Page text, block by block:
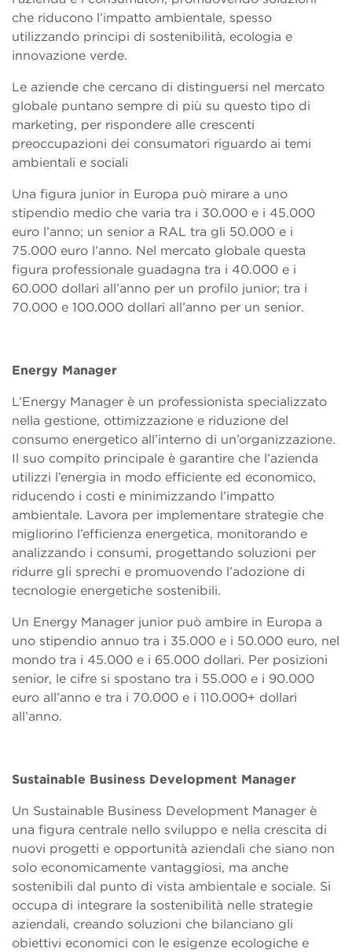
che riducono l’impatto ambientale, spesso
utilizzando principi di sostenibilità, ecologia e
innovazione verde.
Le aziende che cercano di distinguersi nel mercato
globale puntano sempre di più su questo tipo di
marketing, per rispondere alle crescenti
preoccupazioni dei consumatori riguardo ai temi
ambientali e sociali
Una figura junior in Europa può mirare a uno
stipendio medio che varia tra i 30.000 e i 45.000
euro l’anno; un senior a RAL tra gli 50.000 e i
75.000 euro l’anno. Nel mercato globale questa
figura professionale guadagna tra i 40.000 e i
60.000 dollari all’anno per un profilo junior; tra i
70.000 e 100.000 dollari all’anno per un senior.
Energy Manager
L’Energy Manager è un professionista specializzato
nella gestione, ottimizzazione e riduzione del
consumo energetico all’interno di un’organizzazione.
Il suo compito principale è garantire che l’azienda
utilizzi l’energia in modo efficiente ed economico,
riducendo i costi e minimizzando l’impatto
ambientale. Lavora per implementare strategie che
migliorino l’efficienza energetica, monitorando e
analizzando i consumi, progettando soluzioni per
ridurre gli sprechi e promuovendo l’adozione di
tecnologie energetiche sostenibili.
Un Energy Manager junior può ambire in Europa a
uno stipendio annuo tra i 35.000 e i 50.000 euro, nel
mondo tra i 45.000 e i 65.000 dollari. Per posizioni
senior, le cifre si spostano tra i 55.000 e i 90.000
euro all’anno e tra i 70.000 e i 110.000+ dollari
all’anno.
Sustainable Business Development Manager
Un Sustainable Business Development Manager è
una figura centrale nello sviluppo e nella crescita di
nuovi progetti e opportunità aziendali che siano non
solo economicamente vantaggiosi, ma anche
sostenibili dal punto di vista ambientale e sociale. Si
occupa di integrare la sostenibilità nelle strategie
aziendali, creando soluzioni che bilanciano gli
obiettivi economici con le esigenze ecologiche e